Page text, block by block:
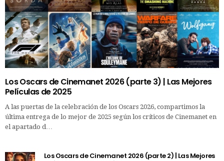
Los Oscars de Cinemanet 2026 (parte 3) | Las Mejores
Películas de 2025
A las puertas de la celebración de los Oscars 2026, compartimos la
última entrega de lo mejor de 2025 según los críticos de Cinemanet en
el apartado d…
Los Oscars de Cinemanet 2026 (parte 2) | Las Mejores